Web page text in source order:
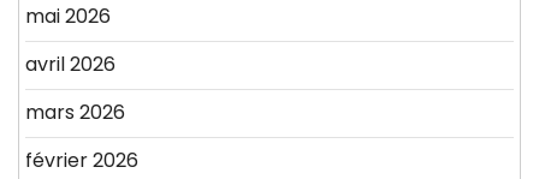
mai 2026
avril 2026
mars 2026
février 2026